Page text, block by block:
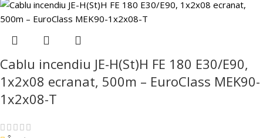
Cablu incendiu JE-H(St)H FE 180 E30/E90,
1x2x08 ecranat, 500m – EuroClass MEK90-
1x2x08-T